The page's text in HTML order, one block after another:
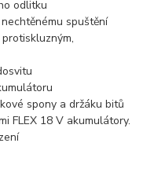
odlitku
spuštění
spony a držáku bitů
FLEX 18 V akumulátory.